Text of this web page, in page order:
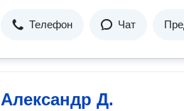
Телефон Чат
Александр Д.